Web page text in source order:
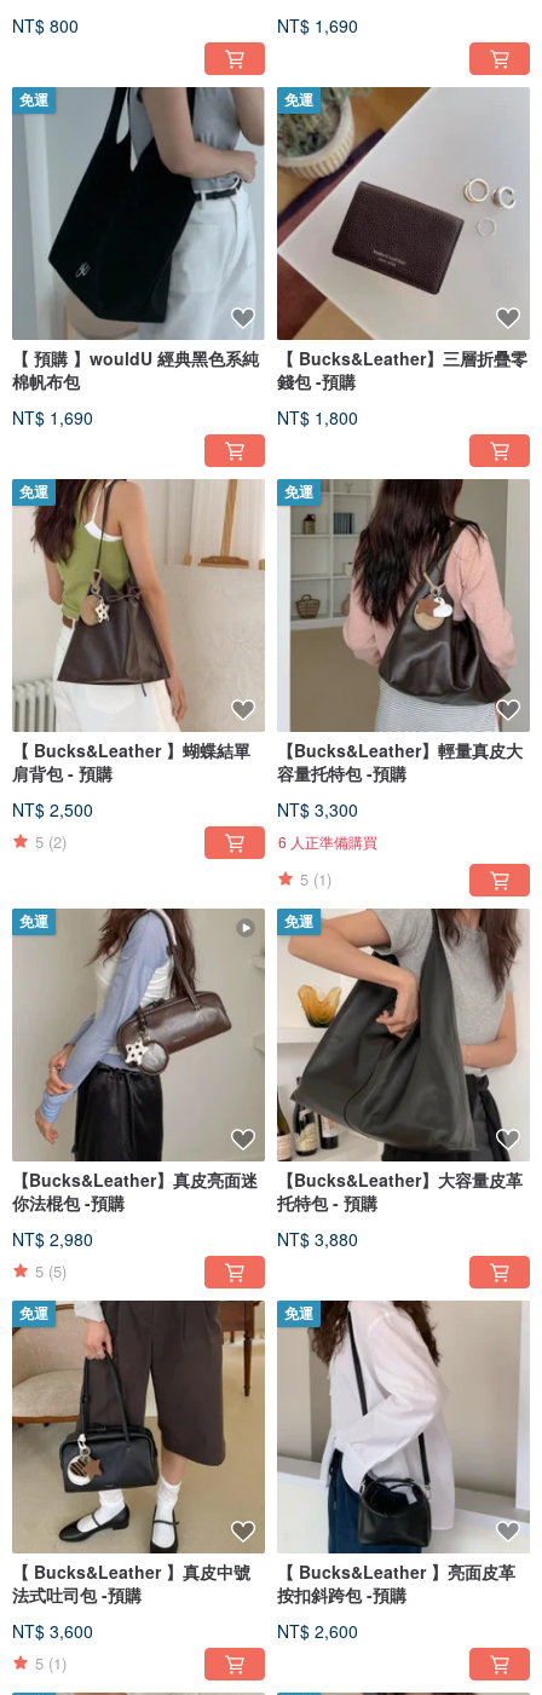
NT$ 800
NT$ 1,690
免運
【 預購 】wouldU 經典黑色系純
棉帆布包
NT$ 1,690
免運
【 Bucks&Leather】三層折疊零
錢包 -預購
NT$ 1,800
免運
【 Bucks&Leather 】蝴蝶結單
肩背包 - 預購
NT$ 2,500
5 (2)
免運
【Bucks&Leather】輕量真皮大
容量托特包 -預購
NT$ 3,300
6 人正準備購買
5 (1)
免運
【Bucks&Leather】真皮亮面迷
你法棍包 -預購
NT$ 2,980
5 (5)
免運
【Bucks&Leather】大容量皮革
托特包 - 預購
NT$ 3,880
免運
【 Bucks&Leather 】真皮中號
法式吐司包 -預購
NT$ 3,600
5 (1)
免運
【 Bucks&Leather 】亮面皮革
按扣斜跨包 -預購
NT$ 2,600